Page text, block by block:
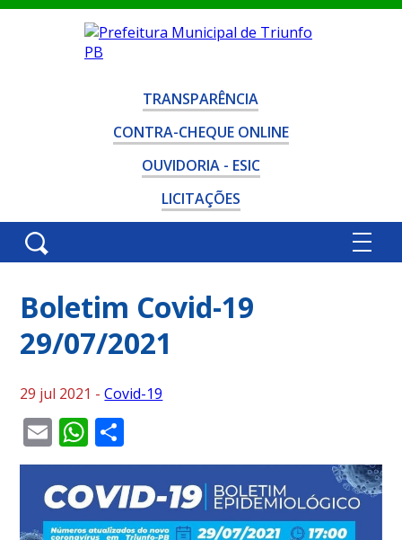
TRANSPARÊNCIA
CONTRA-CHEQUE ONLINE
OUVIDORIA - ESIC
LICITAÇÕES
Boletim Covid-19
29/07/2021
29 jul 2021 -Covid-19
EmailWhatsApp